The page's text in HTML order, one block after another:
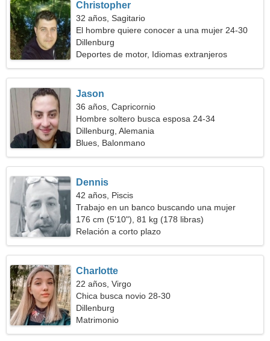
Christopher
32 años, Sagitario
El hombre quiere conocer a una mujer 24-30
Dillenburg
Deportes de motor, Idiomas extranjeros
Jason
36 años, Capricornio
Hombre soltero busca esposa 24-34
Dillenburg, Alemania
Blues, Balonmano
Dennis
42 años, Piscis
Trabajo en un banco buscando una mujer
seductora
176 cm (5'10"), 81 kg (178 libras)
Relación a corto plazo
Charlotte
22 años, Virgo
Chica busca novio 28-30
Dillenburg
Matrimonio